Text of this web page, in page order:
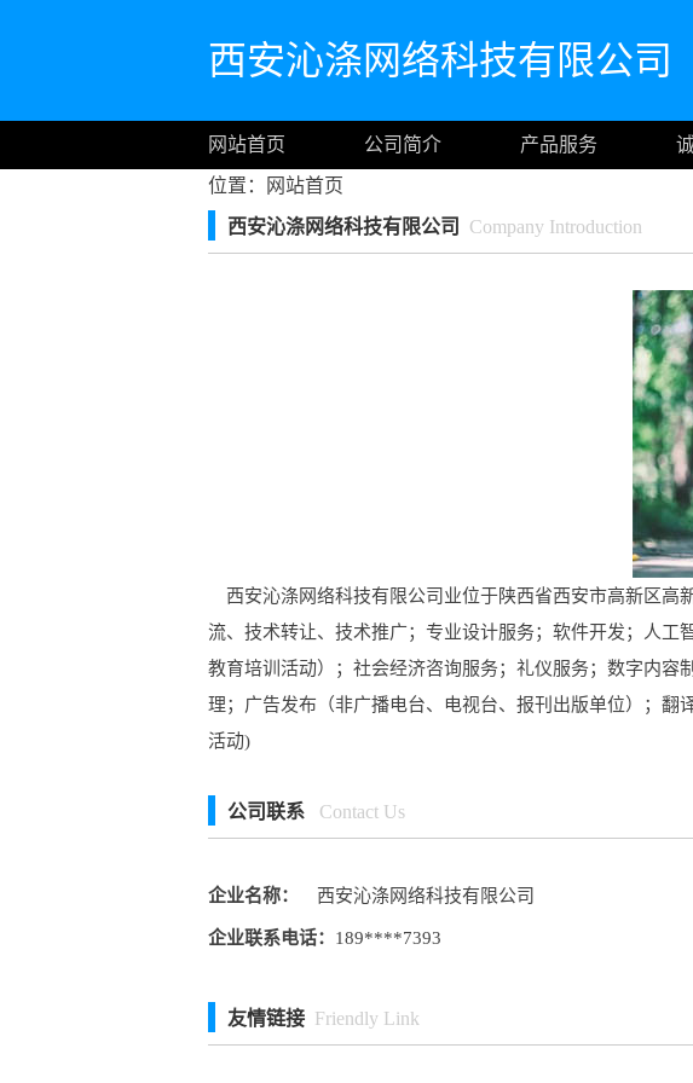
西安沁涤网络科技有限公司
网站首页 公司简介 产品服务
位置：
网站首页
西安沁涤网络科技有限公司
Company Introduction
西安沁涤网络科技有限公司业位于陕西省西安市高新区高
流、技术转让、技术推广；专业设计服务；软件开发；人
教育培训活动）；社会经济咨询服务；礼仪服务；数字内
理；广告发布（非广播电台、电视台、报刊出版单位）；
活动)
公司联系 Contact Us
企业名称： 西安沁涤网络科技有限公司
企业联系电话： 189****7393
友情链接 Friendly Link